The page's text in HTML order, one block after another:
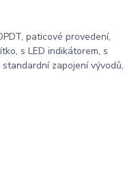
paticové provedení,
s LED indikátorem, s
zapojení vývodů,